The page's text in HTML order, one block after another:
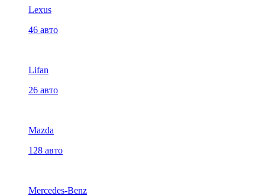
Lexus
46 авто
Lifan
26 авто
Mazda
128 авто
Mercedes-Benz